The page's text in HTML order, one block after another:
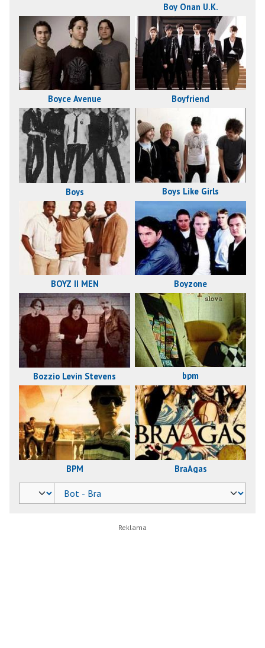
Boy Onan U.K.
Boyce Avenue Boyfriend
Boys Boys Like Girls
BOYZ II MEN Boyzone
Bozzio Levin Stevens bpm
BPM BraAgas